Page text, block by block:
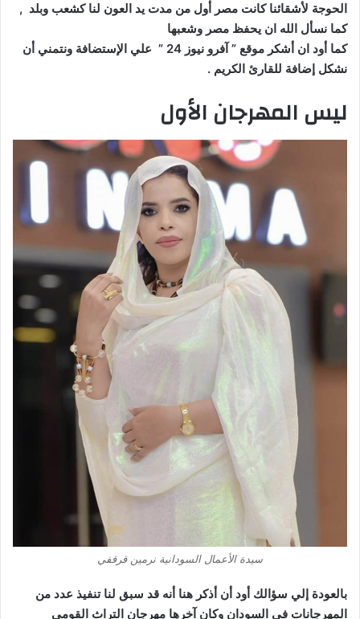
الحوجة لأشقائنا كانت مصر أول من مدت يد العون لنا كشعب وبلد ,
كما نسأل الله ان يحفظ مصر وشعبها
كما أود ان أشكر موقع ” آفرو نيوز 24 ” علي الإستضافة ونتمني أن
نشكل إضافة للقارئ الكريم .
ليس المهرجان الأول
سيدة الأعمال السودانية نرمين قرقفي
بالعودة إلي سؤالك أود أن أذكر هنا أنه قد سبق لنا تنفيذ عدد من
المهرجانات في السودان وكان آخرها مهرجان التراث القومي